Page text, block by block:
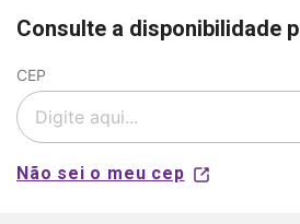
pagamento
Crédito
Parcelamento
em até 5x
sem juros
disponível
Pix
Aprovação
Voltar
Consulte a disponibilidade
CEP
Não sei o meu cep